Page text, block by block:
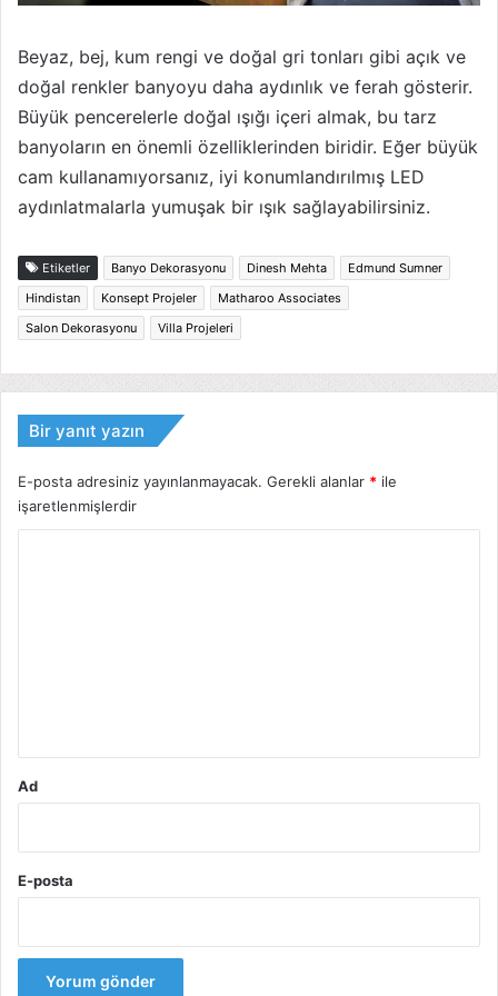
Beyaz, bej, kum rengi ve doğal gri tonları gibi açık ve
doğal renkler banyoyu daha aydınlık ve ferah gösterir.
Büyük pencerelerle doğal ışığı içeri almak, bu tarz
banyoların en önemli özelliklerinden biridir. Eğer büyük
cam kullanamıyorsanız, iyi konumlandırılmış LED
aydınlatmalarla yumuşak bir ışık sağlayabilirsiniz.
Etiketler Banyo Dekorasyonu Dinesh Mehta
Edmund Sumner
Hindistan
Konsept Projeler
Matharoo Associates
Salon Dekorasyonu
Villa Projeleri
Bir yanıt yazın
E-posta adresiniz yayınlanmayacak. Gerekli alanlar * ile
işaretlenmişlerdir
Ad
E-posta